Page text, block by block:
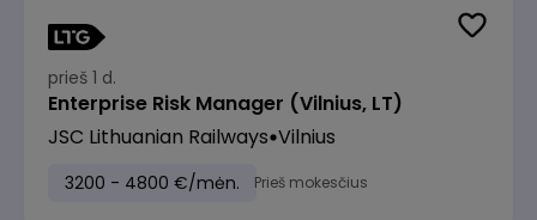
prieš 1 d.
Enterprise Risk Manager (Vilnius, LT)
JSC Lithuanian Railways Vilnius
3200 - 4800 €/mėn. Prieš mokesčius